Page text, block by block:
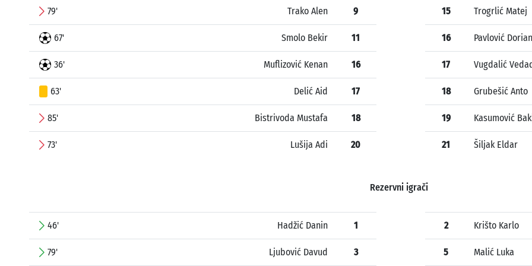
79' Trako Alen 9
67' Smolo Bekir 11
36' Muflizović Kenan 16
63' Delić Aid 17
85' Bistrivoda Mustafa 18
73' Lušija Adi 20
15 Trogrlić Matej
16 Pavlović Dorian
17 Vugdalić Vedad
18 Grubešić Anto
19 Kasumović
21 Šiljak Eldar
Rezervni igrači
46' Hadžić Danin 1
79' Ljubović Davud 3
2 Krišto Karlo
5 Malić Luka